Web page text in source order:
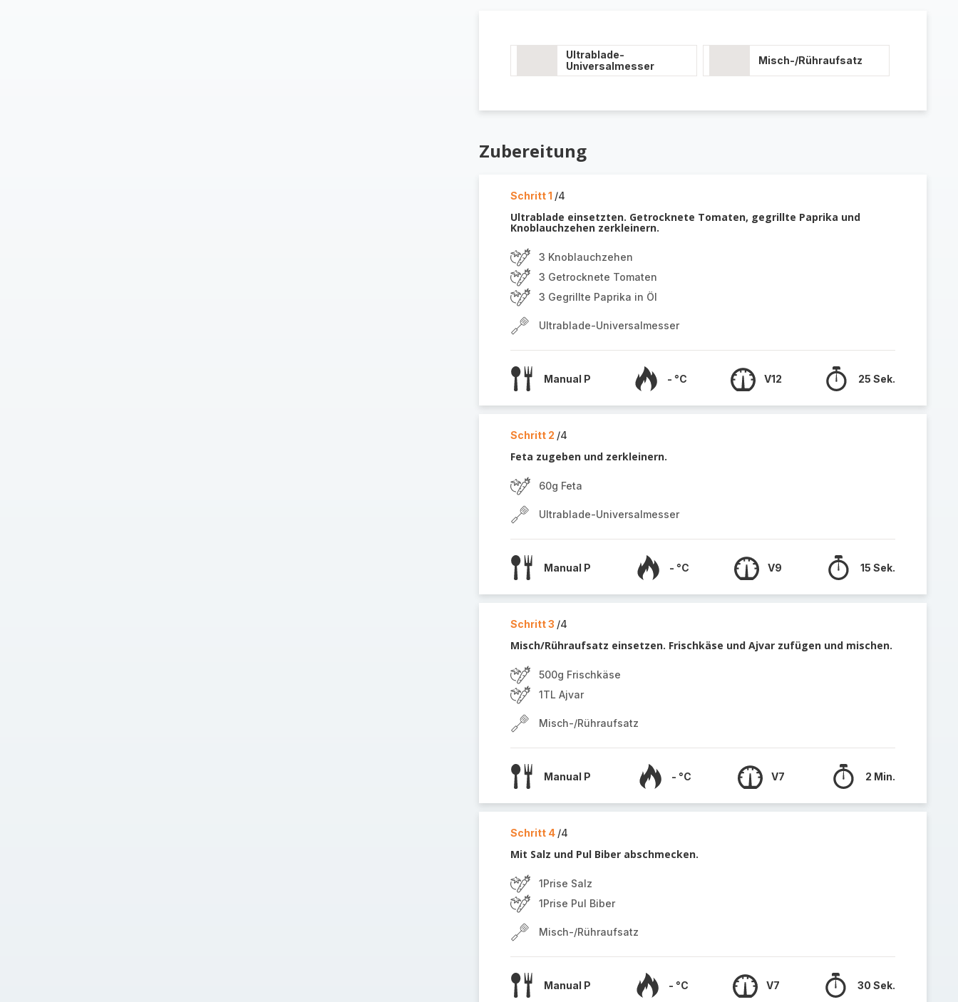
Ultrablade-
Universalmesser
Misch-/Rühraufsatz
Zubereitung
Schritt 1 /4
Ultrablade einsetzten. Getrocknete Tomaten, gegrillte Paprika und
Knoblauchzehen zerkleinern.
3 Knoblauchzehen
3 Getrocknete Tomaten
3 Gegrillte Paprika in Öl
Ultrablade-Universalmesser
Manual P - °C V12 25 Sek.
Schritt 2 /4
Feta zugeben und zerkleinern.
60g Feta
Ultrablade-Universalmesser
Manual P - °C V9 15 Sek.
Schritt 3 /4
Misch/Rühraufsatz einsetzen. Frischkäse und Ajvar zufügen und mischen.
500g Frischkäse
1TL Ajvar
Misch-/Rühraufsatz
Manual P - °C V7 2 Min.
Schritt 4 /4
Mit Salz und Pul Biber abschmecken.
1Prise Salz
1Prise Pul Biber
Misch-/Rühraufsatz
Manual P - °C V7 30 Sek.